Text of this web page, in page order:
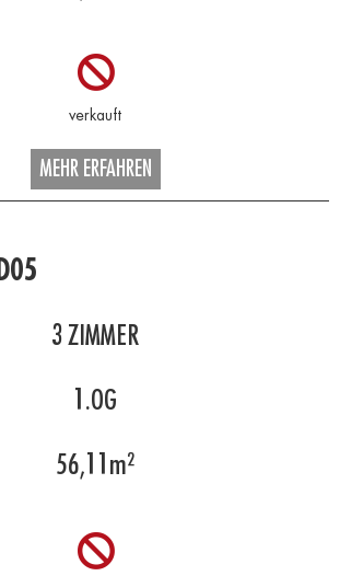
MEHR ERFAHREN
3ZIMMER
1.OG
56,11 m²